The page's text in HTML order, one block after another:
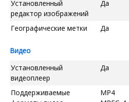
Установленный
редактор изображений
Да
Географические метки Да
Видео
Установленный
видеоплеер
Да
Поддерживаемые
MP4